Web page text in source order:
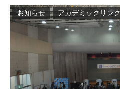
お知らせ アカデミックリンク